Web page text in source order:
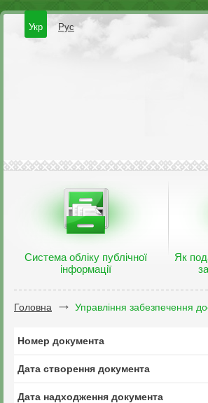
Укр Рус
Система обліку публічної
інформації
Як
Головна Управління забезпечення
Номер документа
Дата створення документа
Дата надходження документа